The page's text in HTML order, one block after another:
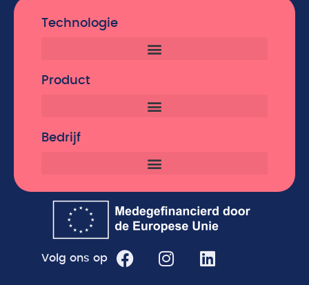
Technologie
Product
Bedrijf
Volg ons op